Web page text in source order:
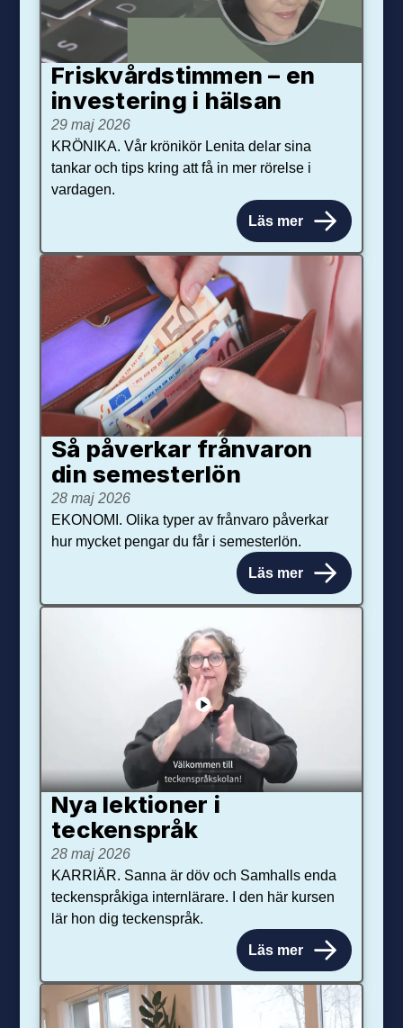
Friskvårdstimmen – en
investering i hälsan
29 maj 2026
KRÖNIKA. Vår krönikör Lenita delar sina
tankar och tips kring att få in mer rörelse i
vardagen.
Läs mer
Så påverkar från­varon
din semester­lön
28 maj 2026
EKONOMI. Olika typer av frånvaro påverkar
hur mycket pengar du får i semesterlön.
Läs mer
Nya lektioner i
teckenspråk
28 maj 2026
KARRIÄR. Sanna är döv och Samhalls enda
teckenspråkiga internlärare. I den här kursen
lär hon dig teckenspråk.
Läs mer